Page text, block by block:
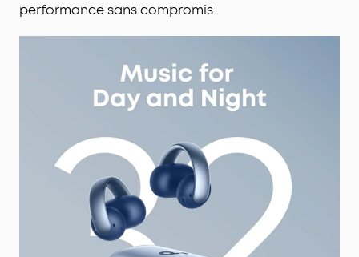
performance sans compromis.